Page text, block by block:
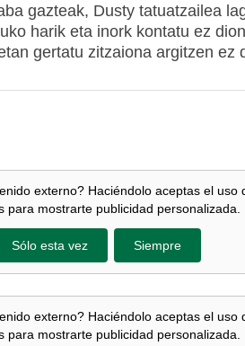
gazteak, Dusty tatuatzailea
harik eta inork kontatu ez
gertatu zitzaiona argitzen ez
externo? Haciéndolo aceptas el uso
para mostrarte publicidad personalizada.
Sólo esta vez Siempre
externo? Haciéndolo aceptas el uso
para mostrarte publicidad personalizada.